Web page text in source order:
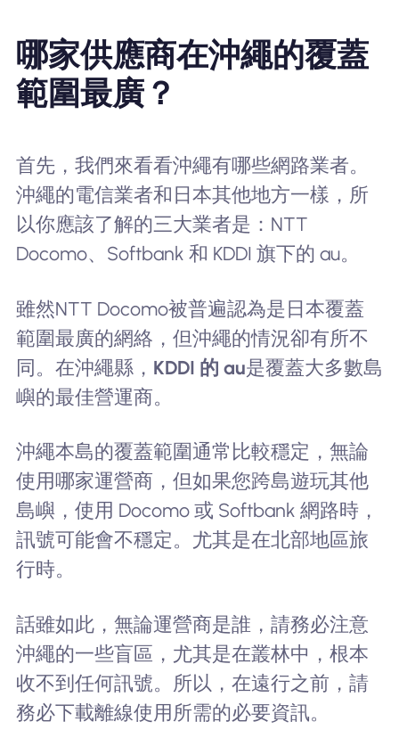
哪家供應商在沖繩的覆蓋
範圍最廣？
首先，我們來看看沖繩有哪些網路業者。
沖繩的電信業者和日本其他地方一樣，所
以你應該了解的三大業者是：NTT
Docomo、Softbank 和 KDDI 旗下的 au。
雖然NTT Docomo被普遍認為是日本覆蓋
範圍最廣的網絡，但沖繩的情況卻有所不
同。在沖繩縣， KDDI 的 au是覆蓋大多數島
嶼的最佳營運商。
沖繩本島的覆蓋範圍通常比較穩定，無論
使用哪家運營商，但如果您跨島遊玩其他
島嶼，使用 Docomo 或 Softbank 網路時，
訊號可能會不穩定。尤其是在北部地區旅
行時。
話雖如此，無論運營商是誰，請務必注意
沖繩的一些盲區，尤其是在叢林中，根本
收不到任何訊號。所以，在遠行之前，請
務必下載離線使用所需的必要資訊。